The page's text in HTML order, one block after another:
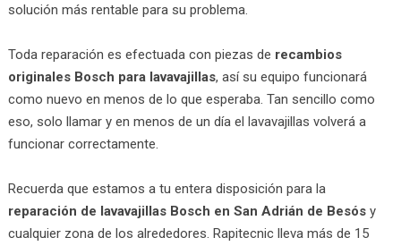
solución más rentable para su problema.
Toda reparación es efectuada con piezas de recambios
originales Bosch para lavavajillas, así su equipo funcionará
como nuevo en menos de lo que esperaba. Tan sencillo como
eso, solo llamar y en menos de un día el lavavajillas volverá a
funcionar correctamente.
Recuerda que estamos a tu entera disposición para la
reparación de lavavajillas Bosch en San Adrián de Besósy
cualquier zona de los alrededores. Rapitecnic lleva más de 15